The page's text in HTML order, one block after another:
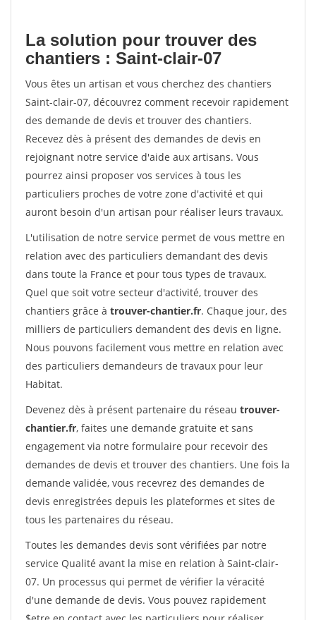
La solution pour trouver des
chantiers : Saint-clair-07
Vous êtes un artisan et vous cherchez des chantiers
Saint-clair-07, découvrez comment recevoir rapidement
des demande de devis et trouver des chantiers.
Recevez dès à présent des demandes de devis en
rejoignant notre service d'aide aux artisans. Vous
pourrez ainsi proposer vos services à tous les
particuliers proches de votre zone d'activité et qui
auront besoin d'un artisan pour réaliser leurs travaux.
L'utilisation de notre service permet de vous mettre en
relation avec des particuliers demandant des devis
dans toute la France et pour tous types de travaux.
Quel que soit votre secteur d'activité, trouver des
chantiers grâce à trouver-chantier.fr. Chaque jour, des
milliers de particuliers demandent des devis en ligne.
Nous pouvons facilement vous mettre en relation avec
des particuliers demandeurs de travaux pour leur
Habitat.
Devenez dès à présent partenaire du réseau trouver-
chantier.fr, faites une demande gratuite et sans
engagement via notre formulaire pour recevoir des
demandes de devis et trouver des chantiers. Une fois la
demande validée, vous recevrez des demandes de
devis enregistrées depuis les plateformes et sites de
tous les partenaires du réseau.
Toutes les demandes devis sont vérifiées par notre
service Qualité avant la mise en relation à Saint-clair-
07. Un processus qui permet de vérifier la véracité
d'une demande de devis. Vous pouvez rapidement